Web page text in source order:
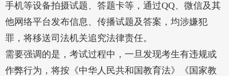
手机等设备拍摄试题、答题卡等，通过QQ、微信及其
他网络平台发布信息、传播试题及答案，均涉嫌犯
罪，将移送司法机关追究法律责任。
需要强调的是，考试过程中，一旦发现考生有违规或
作弊行为，将按《中华人民共和国教育法》《国家教